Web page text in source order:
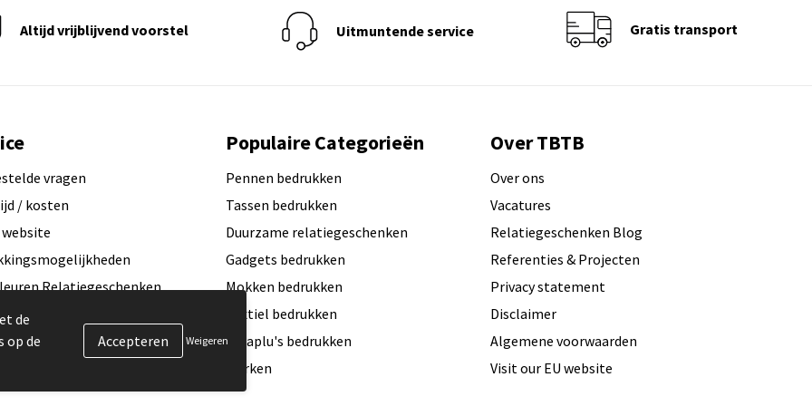
Altijd vrijblijvend voorstel Uitmuntende service Gratis transport
vragen
/ kosten
Relatiegeschenken
aanleveren?
/ Samples aanvragen
Populaire Categorieën
Pennen bedrukken
Tassen bedrukken
Duurzame relatiegeschenken
Gadgets bedrukken
Mokken bedrukken
Textiel bedrukken
Paraplu's bedrukken
Merken
Over TBTB
Over ons
Vacatures
Relatiegeschenken Blog
Referenties & Projecten
Privacy statement
Disclaimer
Algemene voorwaarden
Visit our EU website
de
op de
Weigeren